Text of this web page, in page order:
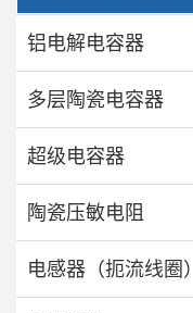
铝电解电容器
多层陶瓷电容器
超级电容器
陶瓷压敏电阻
电感器（扼流线圈）